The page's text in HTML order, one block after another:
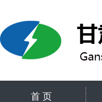
首 页